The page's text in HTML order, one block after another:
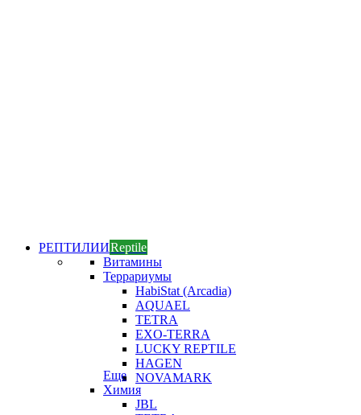
РЕПТИЛИИReptile
Витамины
Террариумы
HabiStat (Arcadia)
AQUAEL
TETRA
EXO-TERRA
LUCKY REPTILE
HAGEN
NOVAMARK
Еще
Химия
JBL